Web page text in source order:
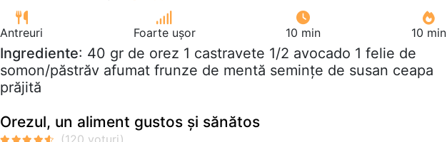
Antreuri Foarte ușor 10 min 10 min
Ingrediente: 40 gr de orez 1 castravete 1/2 avocado 1 felie de
somon/păstrăv afumat frunze de mentă semințe de susan ceapa
prăjită
Orezul, un aliment gustos și sănătos